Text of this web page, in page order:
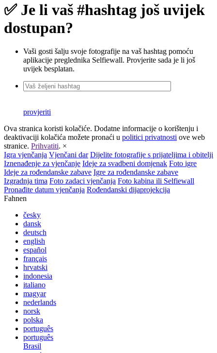
✅ Je li vaš #hashtag još uvijek
dostupan?
Vaši gosti šalju svoje fotografije na vaš hashtag pomoću
aplikacije preglednika Selfiewall. Provjerite sada je li još
uvijek besplatan.
provjeriti
Ova stranica koristi kolačiće. Dodatne informacije o korištenju i
deaktivaciji kolačića možete pronaći u politici privatnosti ove web
stranice. Prihvatiti. ×
Igra vjenčanja Vjenčani dar Dijelite fotografije s prijateljima i obitelji
Iznenađenje za vjenčanje Ideje za svadbeni domjenak Foto igre
Ideje za rođendanske zabave Igre za rođendanske zabave
Izgradnja tima Foto zadaci vjenčanja Foto kabina ili Selfiewall
Pronađite datum vjenčanja Rođendanski dijaprojekcija
Fahnen
česky
dansk
deutsch
english
español
français
hrvatski
indonesia
italiano
magyar
nederlands
norsk
polska
português
português
Brasil